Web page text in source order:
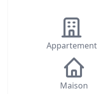
Appartement
Maison